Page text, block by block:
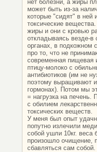
нет болезни, а жиры
может быть из-за
которые "сидят" в ней
токсические
жиры и они с кровью
откладываясь везде-в
органах, в подкожном
про то, что не
современная пищевая
птицу-молоко с
антибиотиков (им не
поэтому выращивают
гормонах). Потом мы
= нагрузка на печень.
с обилием
токсических веществ.
У меня был опыт
попутно излечили
собой ушли 10кг. веса
произошло очищение,
сбавляться сам